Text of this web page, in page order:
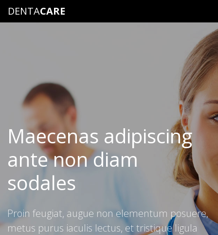
DENTACARE
Maecenas adipiscing
ante non diam
sodales
Proin feugiat, augue non elementum posuere,
metus purus iaculis lectus, et tristique ligula